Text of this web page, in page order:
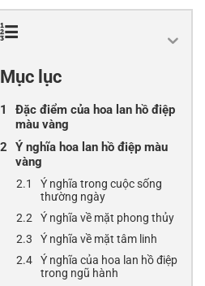
Mục lục
Đặc điểm của hoa lan hồ điệp
màu vàng
Ý nghĩa hoa lan hồ điệp màu
vàng
Ý nghĩa trong cuộc sống
thường ngày
Ý nghĩa về mặt phong thủy
Ý nghĩa về mặt tâm linh
Ý nghĩa của hoa lan hồ điệp
trong ngũ hành